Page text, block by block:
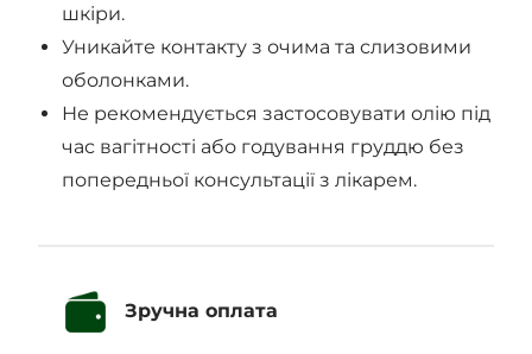
шкіри.
Уникайте контакту з очима та слизовими
оболонками.
Не рекомендується застосовувати олію під
час вагітності або годування груддю без
попередньої консультації з лікарем.
Зручна оплата